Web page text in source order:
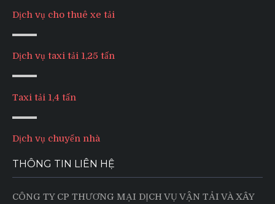
Dịch vụ cho thuê xe tải
Dịch vụ taxi tải 1,25 tấn
Taxi tải 1,4 tấn
Dịch vụ chuyển nhà
THÔNG TIN LIÊN HỆ
CÔNG TY CP THƯƠNG MẠI DỊCH VỤ VẬN TẢI VÀ XÂY